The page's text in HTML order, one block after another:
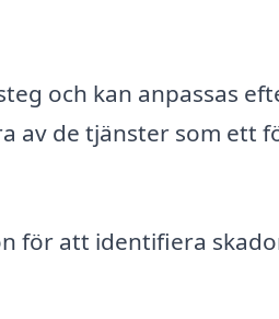
och kan anpassas
av de tjänster som ett
för att identifiera